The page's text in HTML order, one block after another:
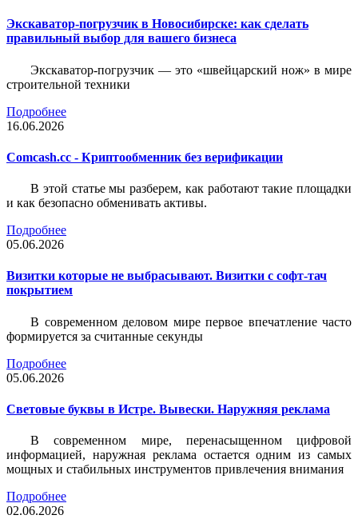
Экскаватор-погрузчик в Новосибирске: как сделать
правильный выбор для вашего бизнеса
Экскаватор-погрузчик — это «швейцарский нож» в мире
строительной техники
Подробнее
16.06.2026
Comcash.cc - Криптообменник без верификации
В этой статье мы разберем, как работают такие площадки
и как безопасно обменивать активы.
Подробнее
05.06.2026
Визитки которые не выбрасывают. Визитки с софт-тач
покрытием
В современном деловом мире первое впечатление часто
формируется за считанные секунды
Подробнее
05.06.2026
Световые буквы в Истре. Вывески. Наружняя реклама
В современном мире, перенасыщенном цифровой
информацией, наружная реклама остается одним из самых
мощных и стабильных инструментов привлечения внимания
Подробнее
02.06.2026